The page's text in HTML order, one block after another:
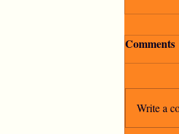
Comments
Write a